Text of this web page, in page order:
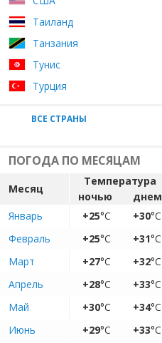
Таиланд
Танзания
Тунис
Турция
ВСЕ СТРАНЫ
ПОГОДА ПО МЕСЯЦАМ
Месяц
Температура
ночью
днем
Январь
+25°C +30°C
Февраль
+25°C +31°C
Март
+27°C +32°C
Апрель
+28°C +33°C
Май
+30°C +34°C
Июнь
+29°C +33°C